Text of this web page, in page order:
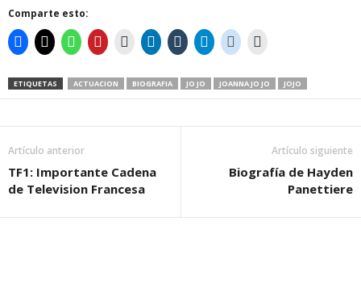
Comparte esto:
ETIQUETAS ACTUACION BIOGRAFIA JO JO JOANNA JO JO JOJO
Artículo anterior
TF1: Importante Cadena
de Television Francesa
Artículo siguiente
Biografía de Hayden
Panettiere